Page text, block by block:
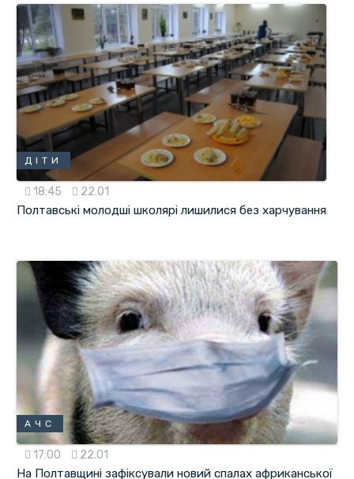
ДІТИ
18:45 22.01
Полтавські молодші школярі лишилися без харчування
АЧС
17:00 22.01
На Полтавщині зафіксували новий спалах африканської